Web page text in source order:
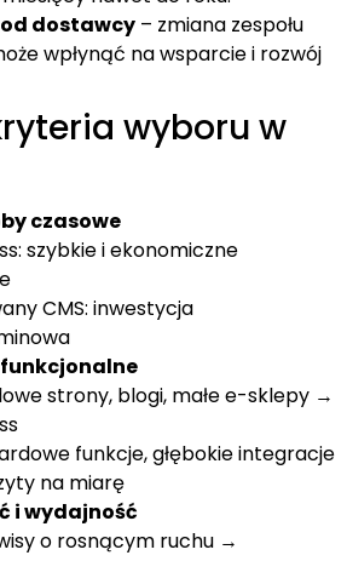
dostawcy – zmiana zespołu
wpłynąć na wsparcie i rozwój
wyboru w
czasowe
szybkie i ekonomiczne
CMS: inwestycja
strony, blogi, małe e-sklepy →
funkcje, głębokie integracje
na miarę
i wydajność
o rosnącym ruchu →